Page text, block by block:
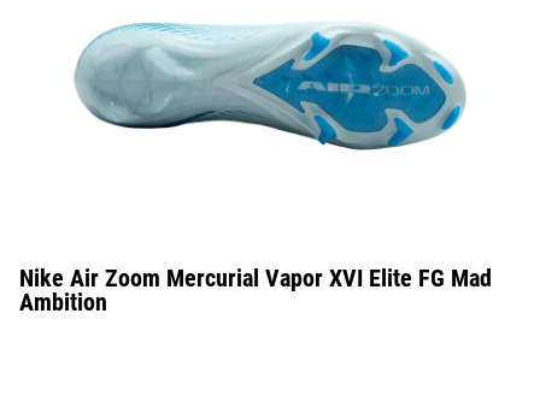
Nike Air Zoom Mercurial Vapor XVI Elite FG Mad
Ambition